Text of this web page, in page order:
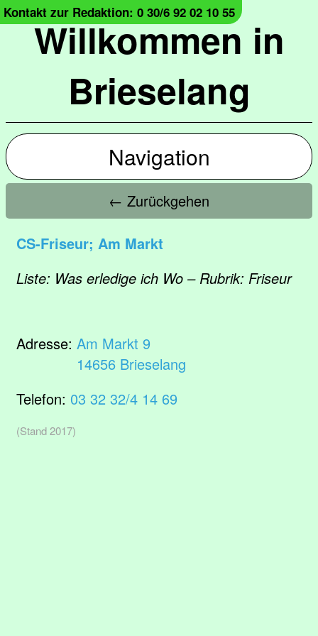
Willkommen in
Brieselang
Kontakt zur Redaktion: 0 30/6 92 02 10 55
Navigation
← Zurückgehen
CS-Friseur; Am Markt
Liste: Was erledige ich Wo – Rubrik: Friseur
Adresse: Am Markt 9
14656 Brieselang
Telefon: 03 32 32/4 14 69
(Stand 2017)